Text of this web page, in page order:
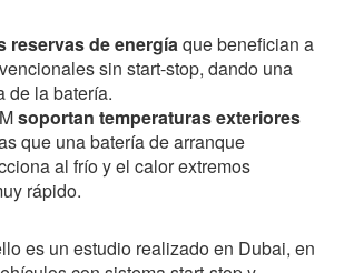
reservas de energíaque benefician a
sin start-stop, dando una
de la batería.
soportan temperaturas exteriores
que una batería de arranque
al frío y el calor extremos
rápido.
es un estudio realizado en Dubai, en